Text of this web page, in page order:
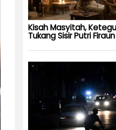
Kisah Masyitah,
Tukang Sisir Putri Firaun